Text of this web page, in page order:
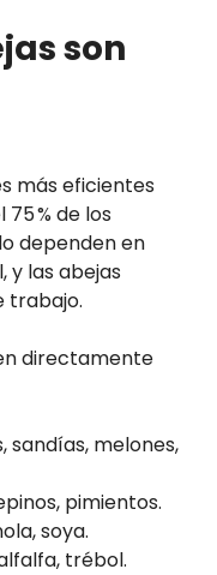
son
más eficientes
% de los
dependen en
y las abejas
trabajo.
directamente
sandías, melones,
pimientos.
soya.
trébol.